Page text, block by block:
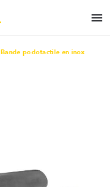

Bande podotactile en inox